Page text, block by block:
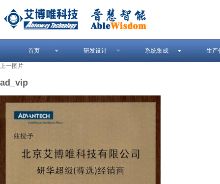
首页 研发设计 系统集成 生产
上一图片
ad_vip